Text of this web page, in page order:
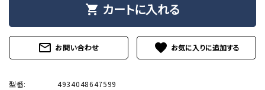
shopping_cart カートに入れる
mail_outline お問い合わせ favorite
型番: 4934048647599